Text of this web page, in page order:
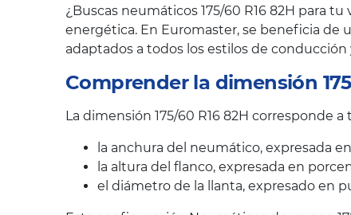
¿Buscas neumáticos 175/60 R16 82H para
energética. En Euromaster, se beneficia de
adaptados a todos los estilos de
Comprender la dimensión
La dimensión 175/60 R16 82H corresponde
la anchura del neumático, expresada
la altura del flanco, expresada en
el diámetro de la llanta, expresado en